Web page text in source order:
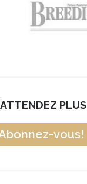
vous!